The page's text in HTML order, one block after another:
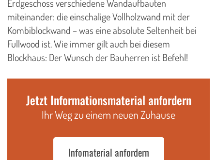
Erdgeschoss verschiedene Wandaufbauten
miteinander: die einschalige Vollholzwand mit der
Kombiblockwand – was eine absolute Seltenheit bei
Fullwood ist. Wie immer gilt auch bei diesem
Blockhaus: Der Wunsch der Bauherren ist Befehl!
Jetzt Informationsmaterial anfordern
Ihr Weg zu einem neuen Zuhause
Infomaterial anfordern